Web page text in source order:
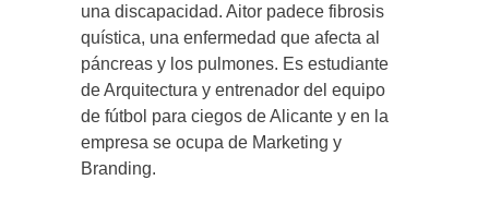
una discapacidad. Aitor padece fibrosis
quística, una enfermedad que afecta al
páncreas y los pulmones. Es estudiante
de Arquitectura y entrenador del equipo
de fútbol para ciegos de Alicante y en la
empresa se ocupa de Marketing y
Branding.